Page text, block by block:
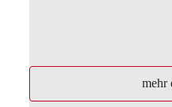
mehr